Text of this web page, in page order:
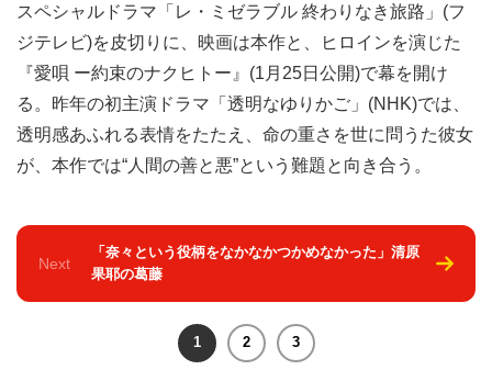
スペシャルドラマ「レ・ミゼラブル 終わりなき旅路」(フ
ジテレビ)を皮切りに、映画は本作と、ヒロインを演じた
『愛唄 ー約束のナクヒトー』(1月25日公開)で幕を開け
る。昨年の初主演ドラマ「透明なゆりかご」(NHK)では、
透明感あふれる表情をたたえ、命の重さを世に問うた彼女
が、本作では“人間の善と悪”という難題と向き合う。
Next
「奈々という役柄をなかなかつかめなかった」清原
果耶の葛藤
1 2 3